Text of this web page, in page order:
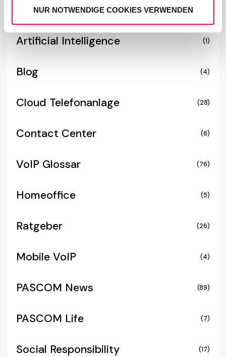
NUR NOTWENDIGE COOKIES VERWENDEN
ÄhnlicheBeiträge
Artificial Intelligence
(1)
Blog (4)
Cloud Telefonanlage (28)
Contact Center (6)
VoIP Glossar (76)
Homeoffice (5)
Ratgeber (26)
Mobile VoIP (4)
PASCOM News (89)
PASCOM Life (7)
Social Responsibility (17)